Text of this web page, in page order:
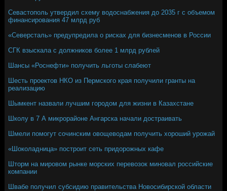
Севастополь утвердил схему водоснабжения до 2035 г с объемом
финансирования 47 млрд руб
«Северсталь» предупредила о рисках для бизнесменов в России
СГК взыскала с должников более 1 млрд рублей
Шансы «Роснефти» получить льготы слабеют
Шесть проектов НКО из Пермского края получили гранты на
реализацию
Шымкент назвали лучшим городом для жизни в Казахстане
Школу в 7 А микрорайоне Ангарска начали достраивать
Шмели помогут сочинским овощеводам получить хороший урожай
«Шоколадница» построит сеть придорожных кафе
Шторм на мировом рынке морских перевозок миновал российские
компании
Швабе получил субсидию правительства Новосибирской области